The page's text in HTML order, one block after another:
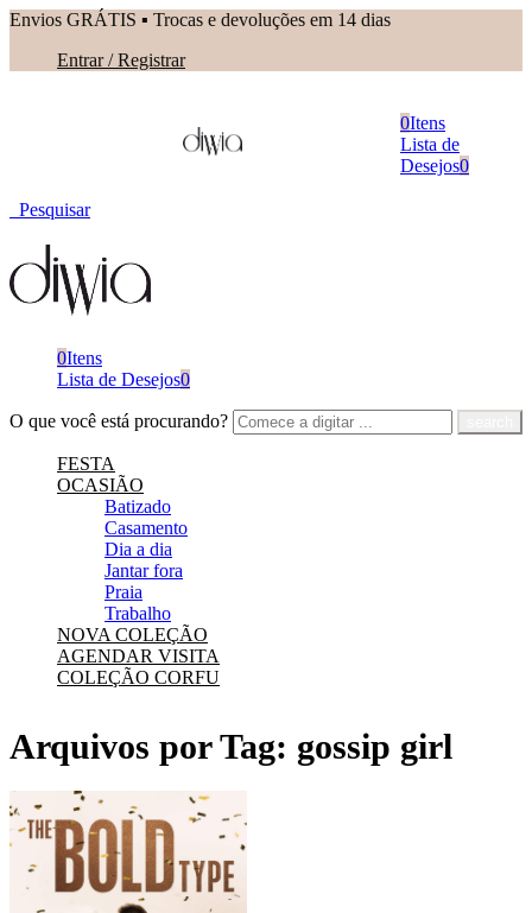
Envios GRÁTIS ▪︎ Trocas e devoluções em 14 dias
Entrar / Registrar
0Itens
Lista de
Desejos0
Pesquisar
0Itens
Lista de Desejos0
O que você está procurando?
FESTA
OCASIÃO
Batizado
Casamento
Dia a dia
Jantar fora
Praia
Trabalho
NOVA COLEÇÃO
AGENDAR VISITA
COLEÇÃO CORFU
Arquivos por Tag: gossip girl